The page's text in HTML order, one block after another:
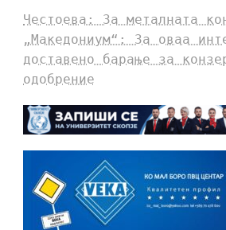
Честоева: За металната
„Македониум“: За оваа
доставено барање за
одобрение